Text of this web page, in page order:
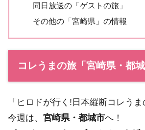
同日放送の「ゲストの旅」
その他の「宮崎県」の情報
コレうまの旅「宮崎県・都城
「ヒロドが行く!日本縦断コレうま
今週は、 宮崎県・都城市へ！